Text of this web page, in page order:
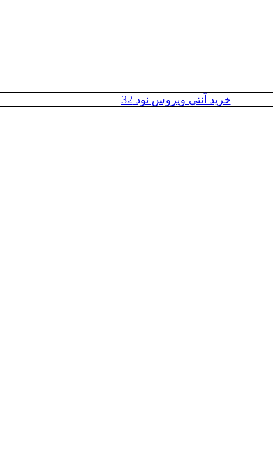
خرید آنتی ویروس نود 32